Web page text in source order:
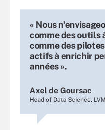
« Nous
comme des outils
comme des
actifs à enrichir
années ».
Axel de Goursac
Head of Data Science,